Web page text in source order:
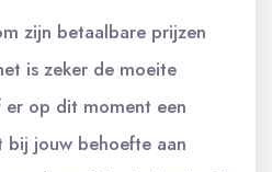
zijn betaalbare prijzen
is zeker de moeite
op dit moment een
bij jouw behoefte aan